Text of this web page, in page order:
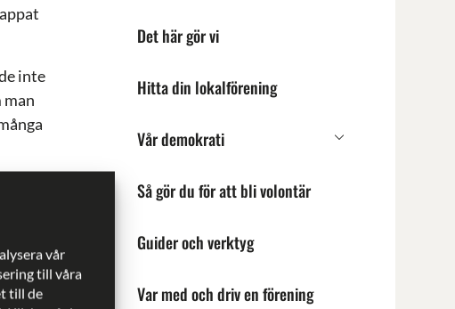
vår
till våra
till de
inte
Lite
Det här gör vi
Hitta din lokalförening
Vår demokrati
Så gör du för att bli volontär
Guider och verktyg
Var med och driv en förening